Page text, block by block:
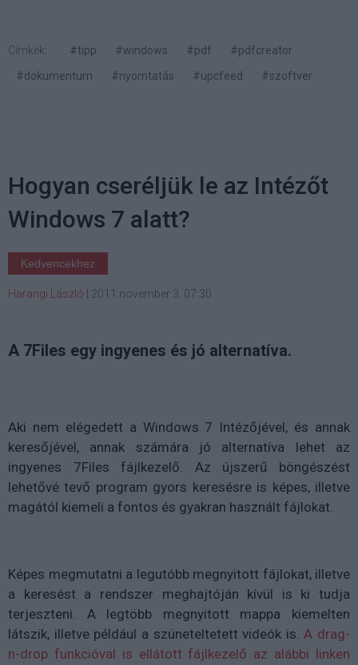
Címkék: #tipp #windows #pdf
#pdfcreator
#dokumentum
#nyomtatás #upcfeed #szoftver
Hogyan cseréljük le az Intézőt
Windows 7 alatt?
Kedvencekhez
Harangi László 2011 november 3. 07:30
A 7Files egy ingyenes és jó alternatíva.
Aki nem elégedett a Windows 7 Intézőjével, és annak
keresőjével, annak számára jó alternatíva lehet az
ingyenes 7Files fájlkezelő. Az újszerű böngészést
lehetővé tevő program gyors keresésre is képes, illetve
magától kiemeli a fontos és gyakran használt fájlokat.
Képes megmutatni a legutóbb megnyitott fájlokat, illetve
a keresést a rendszer meghajtóján kívül is ki tudja
terjeszteni. A legtöbb megnyitott mappa kiemelten
látszik, illetve például a szüneteltetett videók is.A drag-
n-drop funkcióval is ellátott fájlkezelő az alábbi linken